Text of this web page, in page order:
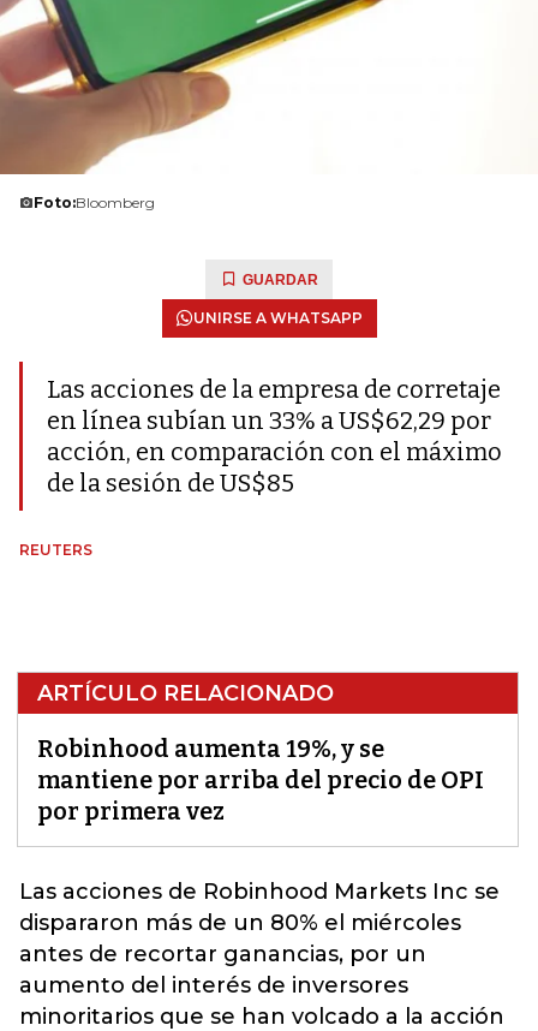
Foto:Bloomberg
GUARDAR
UNIRSE A WHATSAPP
Las acciones de la empresa de corretaje
en línea subían un 33% a US$62,29 por
acción, en comparación con el máximo
de la sesión de US$85
REUTERS
ARTÍCULO RELACIONADO
Robinhood aumenta 19%, y se
mantiene por arriba del precio de OPI
por primera vez
Las acciones de Robinhood Markets Inc se
dispararon más de un 80% el miércoles
antes de recortar ganancias, por un
aumento del interés de inversores
minoritarios que se han volcado a la acción